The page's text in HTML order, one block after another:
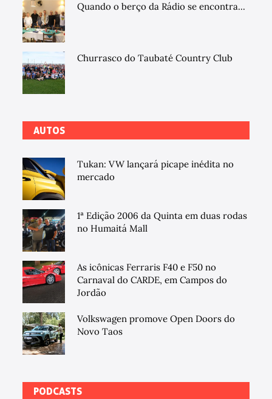
Quando o berço da Rádio se encontra...
Churrasco do Taubaté Country Club
AUTOS
Tukan: VW lançará picape inédita no
mercado
1ª Edição 2006 da Quinta em duas rodas
no Humaitá Mall
As icônicas Ferraris F40 e F50 no
Carnaval do CARDE, em Campos do
Jordão
Volkswagen promove Open Doors do
Novo Taos
PODCASTS